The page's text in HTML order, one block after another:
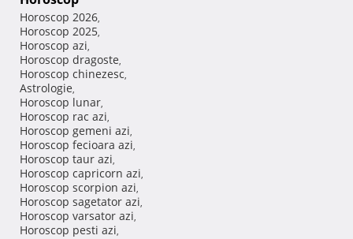
Horoscop 2026,
Horoscop 2025,
Horoscop azi,
Horoscop dragoste,
Horoscop chinezesc,
Astrologie,
Horoscop lunar,
Horoscop rac azi,
Horoscop gemeni azi,
Horoscop fecioara azi,
Horoscop taur azi,
Horoscop capricorn azi,
Horoscop scorpion azi,
Horoscop sagetator azi,
Horoscop varsator azi,
Horoscop pesti azi,